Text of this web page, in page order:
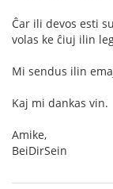
Ĉar ili devos esti
volas ke ĉiuj ilin
Mi sendus ilin
Kaj mi dankas vin.
Amike,
BeiDirSein